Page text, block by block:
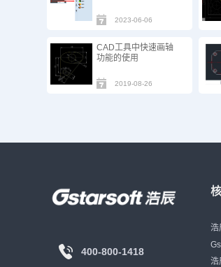
2023-06-06
CAD工具中快速画轴
功能的使用
2019-08-26
400-800-1418
浩
浩